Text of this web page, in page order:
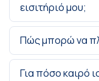
εισιτήριό μου;
Πώς μπορώ να
Για πόσο καιρό